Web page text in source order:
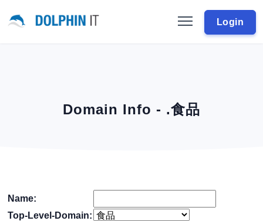
Login
Domain Info - .食品
Name:
Top-Level-Domain: